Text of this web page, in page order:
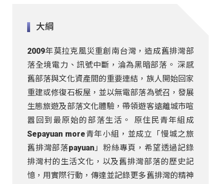
大綱
2009年莫拉克風災重創南台灣，造成舊排灣部
落全境電力、訊號中斷，淪為黑暗部落。 深感
舊部落與文化資產間的重要連結，族人開始回家
重建或修復石板屋，並以無電部落為號召，發展
生態旅遊及部落文化體驗，帶領遊客遠離城市喧
囂回到最原始的部落生活。 原住民青年組成
Sepayuan more青年小組，並成立「慢城之旅
舊排灣部落payuan」粉絲專頁，希望透過記錄
排灣村的生活文化，以及舊排灣部落的歷史記
憶，用實際行動，傳達並記錄更多舊排灣的精神